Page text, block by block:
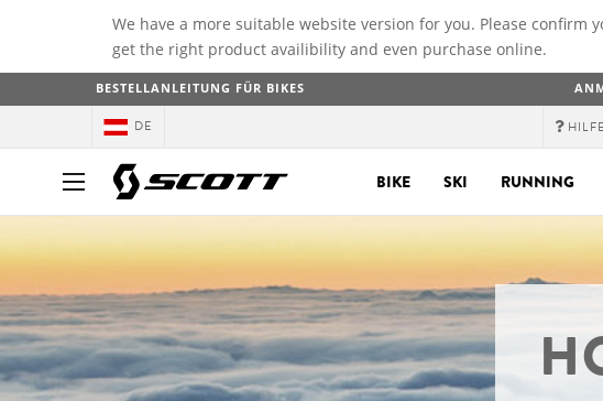
We have a more suitable website version for you. Please confirm
get the right product availibility and even purchase online.
BESTELLANLEITUNG FÜR BIKES
DE HILFE
BIKE SKI RUNNING